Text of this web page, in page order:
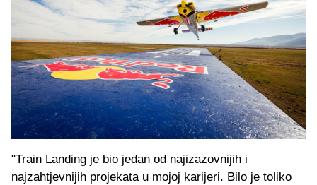
"Train Landing je bio jedan od najizazovnijih i
najzahtjevnijih projekata u mojoj karijeri. Bilo je toliko